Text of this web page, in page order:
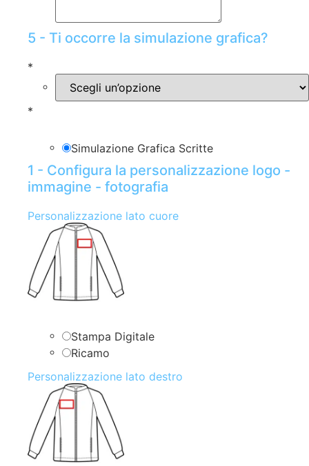
5 - Ti occorre la simulazione grafica?
*
*
Simulazione Grafica Scritte
1 - Configura la personalizzazione logo -
immagine - fotografia
Personalizzazione lato cuore
Stampa Digitale
Ricamo
Personalizzazione lato destro